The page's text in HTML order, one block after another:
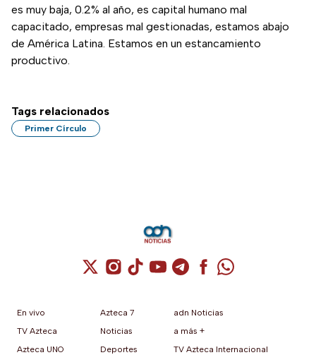
es muy baja, 0.2% al año, es capital humano mal
capacitado, empresas mal gestionadas, estamos abajo
de América Latina. Estamos en un estancamiento
productivo.
Tags relacionados
Primer Círculo
Cuenta de X / Twitter (se abre en una
Cuenta de Instagram (se abre en una
Cuenta de TikTok (se abre en
Cuenta de YouTube (se abre
Cuenta de Telegram (se
Cuenta de
Cuenta de
En vivo
TV Azteca
Azteca UNO
Azteca 7
Noticias
Deportes
adn Noticias
a más +
TV Azteca Internacional